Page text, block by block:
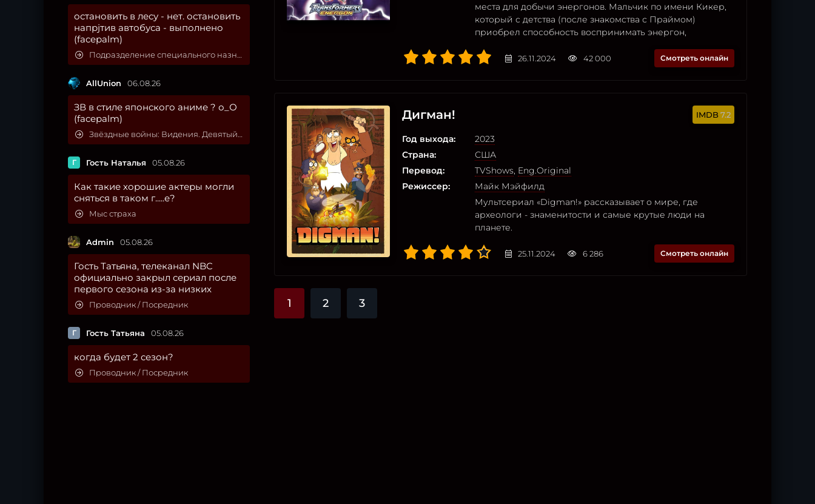
остановить в лесу - нет. остановить
напрjтив автобуса - выполнено
(facepalm)
Подразделение специального назначения
AllUnion 06.08.26
ЗВ в стиле японского аниме ? о_О
(facepalm)
Звёздные войны: Видения. Девятый джедай
Г Гость Наталья 05.08.26
Как такие хорошие актеры могли
сняться в таком г.....е?
Мыс страха
Admin 05.08.26
Гость Татьяна, телеканал NBC
официально закрыл сериал после
первого сезона из-за низких
Проводник / Посредник
Г Гость Татьяна 05.08.26
когда будет 2 сезон?
Проводник / Посредник
места для добычи энергонов. Мальчик по имени Кикер,
который с детства (после знакомства с Праймом)
приобрел способность воспринимать энергон,
26.11.2024 42 000 Смотреть онлайн
Дигман! 7.2
Год выхода:
2023
Страна:
США
Перевод:
TVShows, Eng.Original
Режиссер:
Майк Мэйфилд
Мультсериал «Digman!» рассказывает о мире, где
археологи - знаменитости и самые крутые люди на
планете.
25.11.2024 6 286 Смотреть онлайн
1 2 3